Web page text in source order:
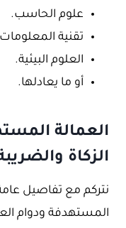
علوم الحاسب.
تقنية
العلوم البيئية.
أو ما يعادلها.
العمالة
الزكاة
نتركم مع تفاصيل
المستهدفة ودوام